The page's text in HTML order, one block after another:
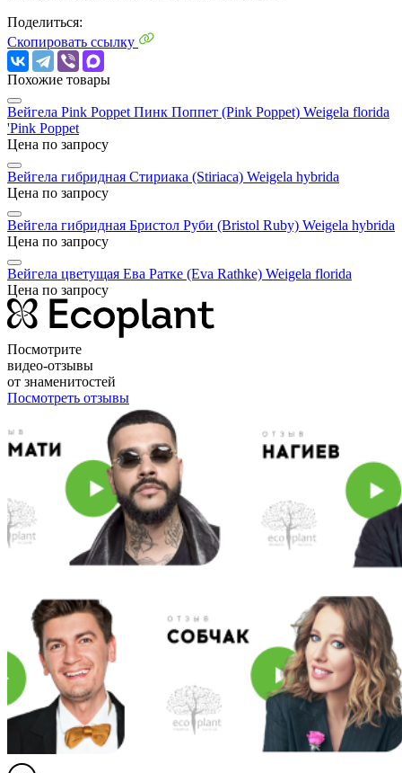
Поделиться:
Скопировать ссылку
Похожие товары
Вейгела Pink Poppet Пинк Поппет (Pink Poppet) Weigela florida
'Pink Poppet
Цена по запросу
Вейгела гибридная Стириака (Stiriaca) Weigela hybrida
Цена по запросу
Вейгела гибридная Бристол Руби (Bristol Ruby) Weigela hybrida
Цена по запросу
Вейгела цветущая Ева Ратке (Eva Rathke) Weigela florida
Цена по запросу
Посмотрите
видео-отзывы
от знаменитостей
Посмотреть отзывы